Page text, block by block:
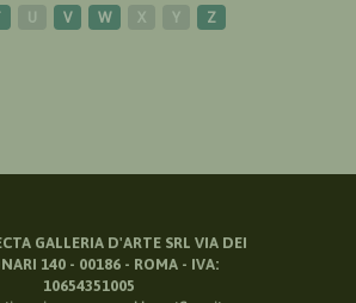
U V W X Y Z
GALLERIA D'ARTE SRL VIA DEI
140 - 00186 - ROMA - IVA:
10654351005